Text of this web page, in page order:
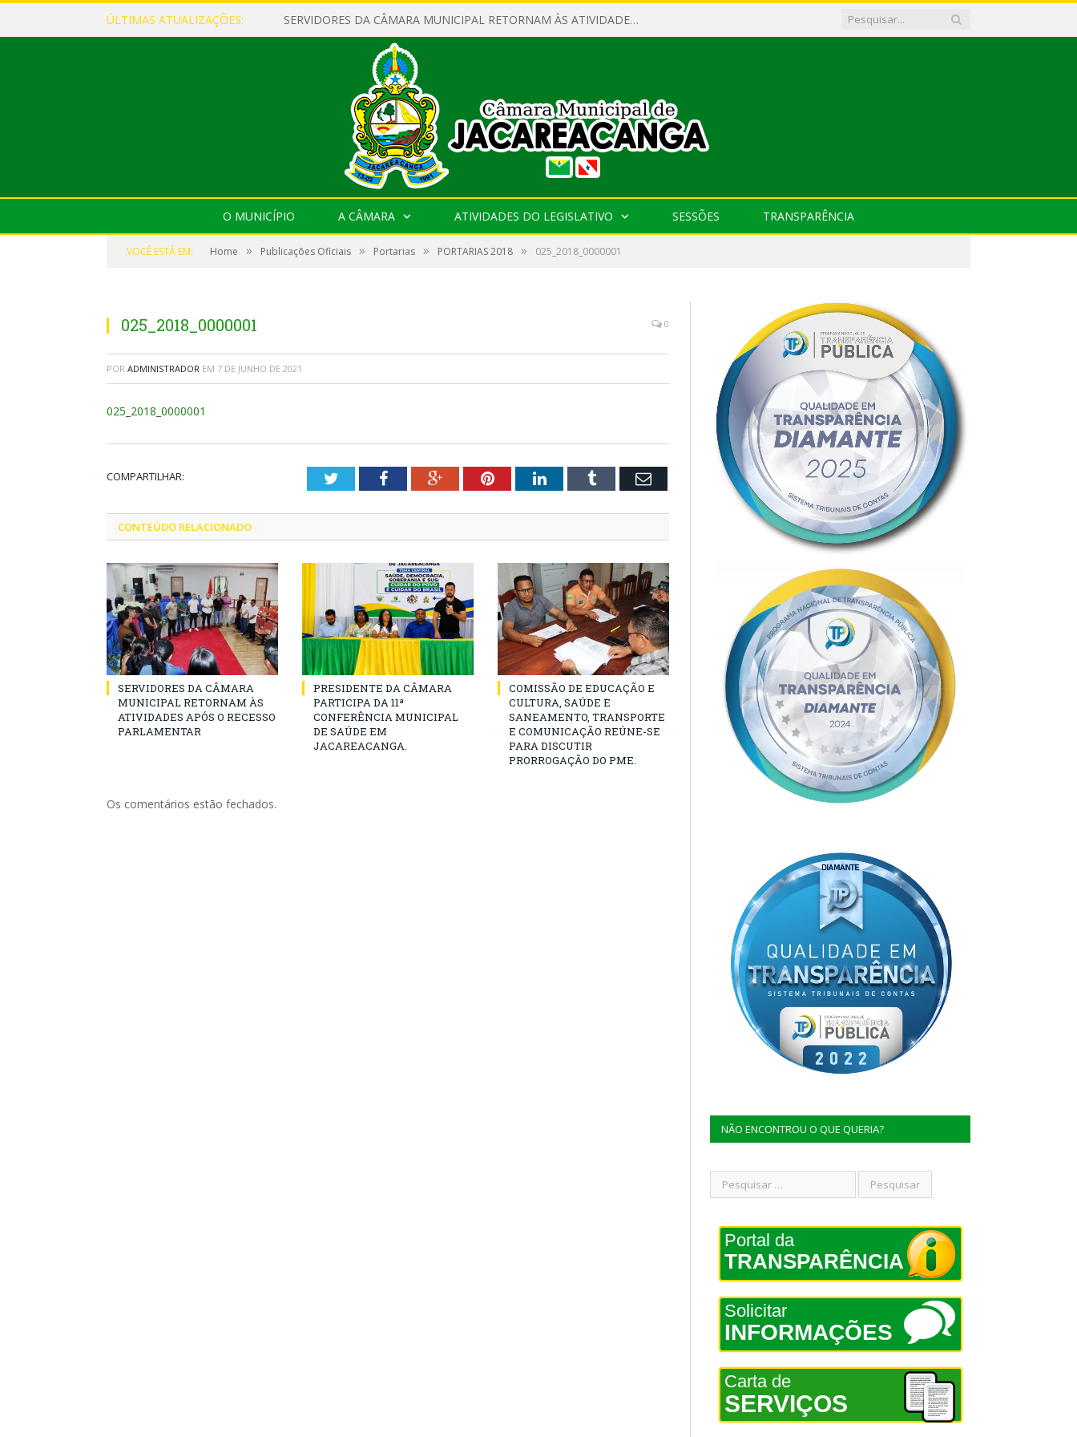
ÚLTIMAS ATUALIZAÇÕES: SERVIDORES DA CÂMARA MUNICIPAL RETORNAM ÀS ATIVIDADES APÓS O RECESSO PARLAMENTAR
O MUNICÍPIO A CÂMARA ATIVIDADES DO LEGISLATIVO SESSÕES TRANSPARÊNCIA
VOCÊ ESTÁ EM: Home » Publicações Oficiais » Portarias » PORTARIAS 2018 » 025_2018_0000001
025_2018_0000001 0
POR ADMINISTRADOR EM 7 DE JUNHO DE 2021
025_2018_0000001
COMPARTILHAR: TwitterFacebookGoogle+PinterestLinkedInTumblr Email
CONTEÚDO RELACIONADO
SERVIDORES DA CÂMARA
MUNICIPAL RETORNAM ÀS
ATIVIDADES APÓS O RECESSO
PARLAMENTAR
PRESIDENTE DA CÂMARA
PARTICIPA DA 11ª
CONFERÊNCIA MUNICIPAL
DE SAÚDE EM
JACAREACANGA.
COMISSÃO DE EDUCAÇÃO E
CULTURA, SAÚDE E
SANEAMENTO, TRANSPORTE
E COMUNICAÇÃO REÚNE-SE
PARA DISCUTIR
PRORROGAÇÃO DO PME.
Os comentários estão fechados.
NÃO ENCONTROU O QUE QUERIA?
Portal da
TRANSPARÊNCIA
Solicitar
INFORMAÇÕES
Carta de
SERVIÇOS